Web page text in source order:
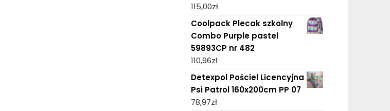
115,00zł
Coolpack Plecak szkolny
Combo Purple pastel
59893CP nr 482
110,96zł
Detexpol Pościel Licencyjna
Psi Patrol 160x200cm PP 07
78,97zł